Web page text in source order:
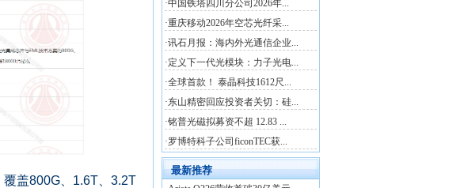
盖800G、1.6T、3.2T